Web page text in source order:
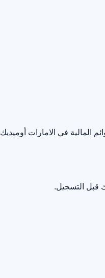
المالية في الامارات أوميديك
قبل التسجيل.